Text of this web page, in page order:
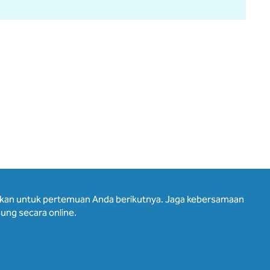
untuk pertemuan Anda berikutnya. Jaga kebersamaan
secara online.